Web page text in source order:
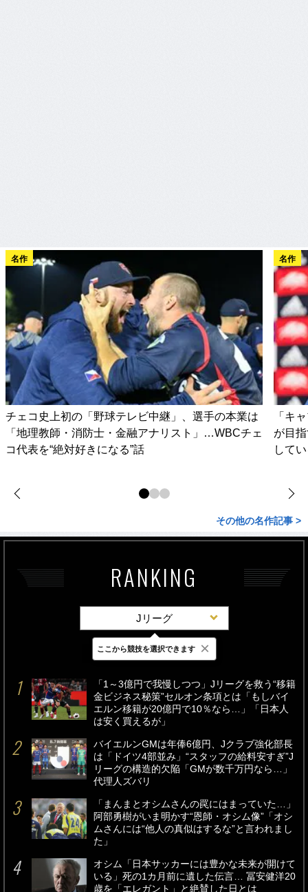
名作
チェコ史上初の「野球テレビ中継」、選手の本業は
「地理教師・消防士・金融アナリスト」…WBCチェ
コ代表を“絶対好きになる”話
名作
「キ
が目
して
その他の名作記事 >
RANKING
Jリーグ
最新 24時間 週間
「1～3億円で我慢しつつ」Jリーグを救う“移籍
金ビジネス秘策”セルオン条項とは「もしバイ
エルン移籍が20億円で10％なら…」「日本人
は安く買えるが」
バイエルンGMは年俸6億円、Jクラブ強化部長
は「ドイツ4部並み」“スタッフの給料安すぎ”J
リーグの構造的欠陥「GMが数千万円なら…」
代理人ズバリ
「まんまとオシムさんの罠にはまっていた…」
阿部勇樹がいま明かす“恩師・オシム像”「オシ
ムさんには“他人の真似はするな”と言われまし
た」
オシム「日本サッカーには豊かな未来が開けて
いる」死の1カ月前に遺した伝言… 冨安健洋20
歳を「エレガント」と絶賛した日とは
ここから競技を選択できます ×